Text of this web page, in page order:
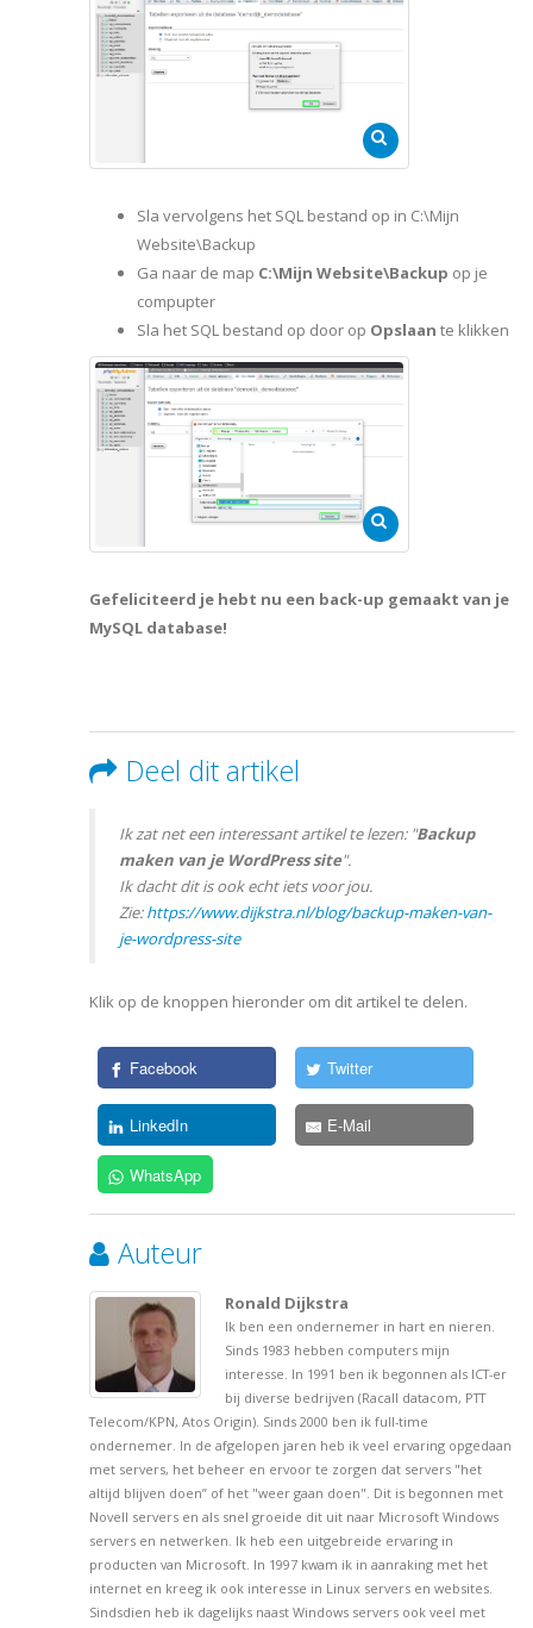
Sla vervolgens het SQL bestand op in C:\Mijn
Website\Backup
Ga naar de map C:\Mijn Website\Backup op je
compupter
Sla het SQL bestand op door op Opslaan te klikken
Gefeliciteerd je hebt nu een back-up gemaakt van je
MySQL database!
Deel dit artikel
Ik zat net een interessant artikel te lezen: "Backup
maken van je WordPress site".
Ik dacht dit is ook echt iets voor jou.
Zie:https://www.dijkstra.nl/blog/backup-maken-van-
je-wordpress-site
Klik op de knoppen hieronder om dit artikel te delen.
Facebook Twitter
LinkedIn E-Mail
WhatsApp
Auteur
Ronald Dijkstra
Ik ben een ondernemer in hart en nieren.
Sinds 1983 hebben computers mijn
interesse. In 1991 ben ik begonnen als ICT-er
bij diverse bedrijven (Racall datacom, PTT
Telecom/KPN, Atos Origin). Sinds 2000 ben ik full-time
ondernemer. In de afgelopen jaren heb ik veel ervaring opgedaan
met servers, het beheer en ervoor te zorgen dat servers "het
altijd blijven doen” of het "weer gaan doen". Dit is begonnen met
Novell servers en als snel groeide dit uit naar Microsoft Windows
servers en netwerken. Ik heb een uitgebreide ervaring in
producten van Microsoft. In 1997 kwam ik in aanraking met het
internet en kreeg ik ook interesse in Linux servers en websites.
Sindsdien heb ik dagelijks naast Windows servers ook veel met